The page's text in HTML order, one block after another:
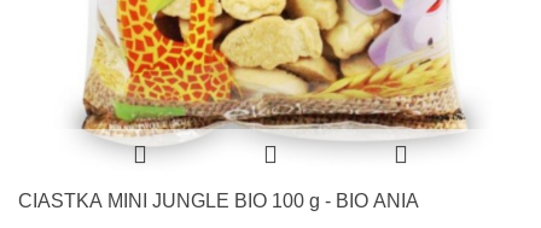
CIASTKA MINI JUNGLE BIO 100 g - BIO ANIA